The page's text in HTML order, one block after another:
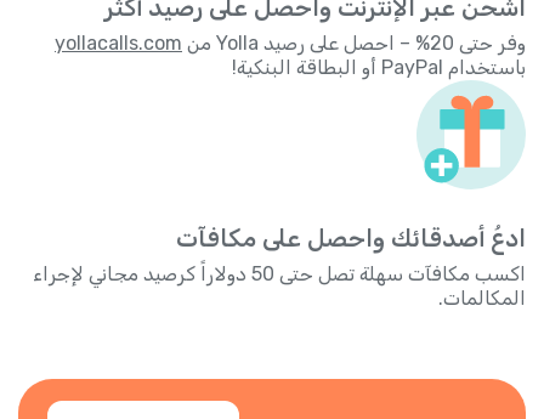
اشحن عبر الإنترنت واحصل على رصيد أكثر
وفر حتى 20% – احصل على رصيد Yolla من
yollacalls.com
باستخدام PayPal أو البطاقة البنكية!
ادعُ أصدقائك واحصل على مكافآت
اكسب مكافآت سهلة تصل حتى 50 دولاراً كرصيد مجاني لإجراء
المكالمات.